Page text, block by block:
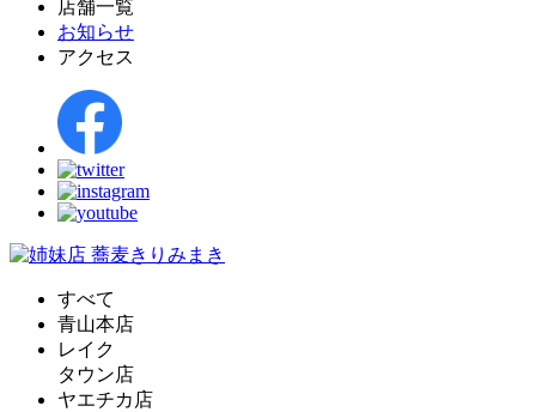
店舗一覧
お知らせ
アクセス
すべて
青山本店
レイク
タウン店
ヤエチカ店